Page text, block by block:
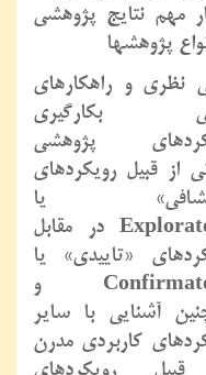
مهم نتایج پژوهشی
پژوهشها
نظری و راهکارهای
بکارگیری
پژوهشی
از قبیل رویکردهای
یا
در مقابل
«تاییدی» یا
و
آشنایی با سایر
کاربردی مدرن